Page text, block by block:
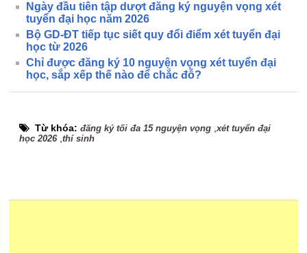
Ngày đầu tiên tập dượt đăng ký nguyện vọng xét
tuyển đại học năm 2026
Bộ GD-ĐT tiếp tục siết quy đổi điểm xét tuyển đại
học từ 2026
Chỉ được đăng ký 10 nguyện vọng xét tuyển đại
học, sắp xếp thế nào để chắc đỗ?
Từ khóa:đăng ký tối đa 15 nguyện vọng ,xét tuyển đại
học 2026,thí sinh